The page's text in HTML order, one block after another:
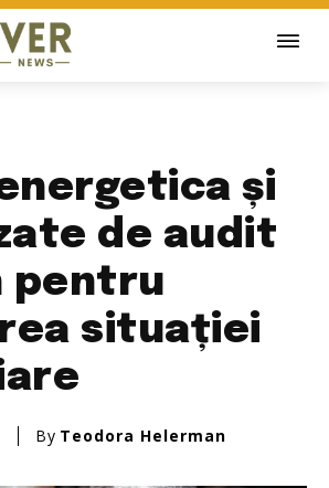
și
de audit
pentru
situației
By Teodora Helerman